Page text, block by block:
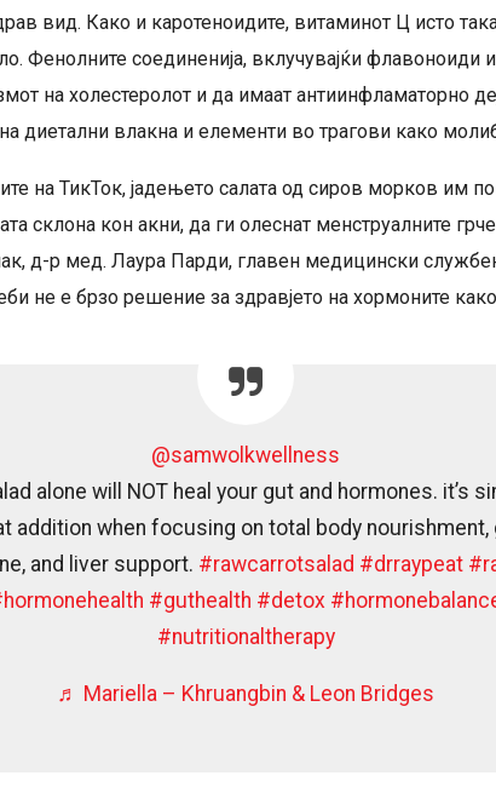
вид. Како и каротеноидите, витаминот Ц исто
Фенолните соединенија, вклучувајќи флавоноиди
на холестеролот и да имаат антиинфламаторно
диетални влакна и елементи во трагови како
на ТикТок, јадењето салата од сиров морков им
склона кон акни, да ги олеснат менструалните
д-р мед. Лаура Парди, главен медицински
не е брзо решение за здравјето на хормоните
@samwolkwellness
alone will NOT heal your gut and hormones. it’s
addition when focusing on total body nourishment,
and liver support. #rawcarrotsalad #drraypeat
#guthealth #detox
#nutritionaltherapy
♬ Mariella – Khruangbin & Leon Bridges